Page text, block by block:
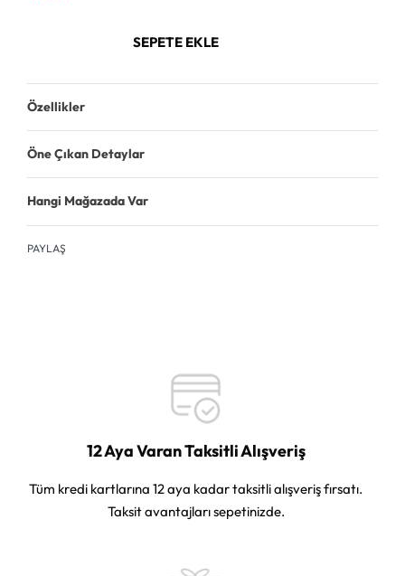
SEPETE EKLE
Özellikler
Öne Çıkan Detaylar
Hangi Mağazada Var
PAYLAŞ
12 Aya Varan Taksitli Alışveriş
Tüm kredi kartlarına 12 aya kadar taksitli alışveriş fırsatı.
Taksit avantajları sepetinizde.